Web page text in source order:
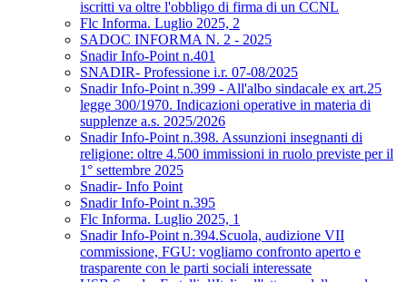
iscritti va oltre l'obbligo di firma di un CCNL
Flc Informa. Luglio 2025, 2
SADOC INFORMA N. 2 - 2025
Snadir Info-Point n.401
SNADIR- Professione i.r. 07-08/2025
Snadir Info-Point n.399 - All'albo sindacale ex art.25
legge 300/1970. Indicazioni operative in materia di
supplenze a.s. 2025/2026
Snadir Info-Point n.398. Assunzioni insegnanti di
religione: oltre 4.500 immissioni in ruolo previste per il
1° settembre 2025
Snadir- Info Point
Snadir Info-Point n.395
Flc Informa. Luglio 2025, 1
Snadir Info-Point n.394.Scuola, audizione VII
commissione, FGU: vogliamo confronto aperto e
trasparente con le parti sociali interessate